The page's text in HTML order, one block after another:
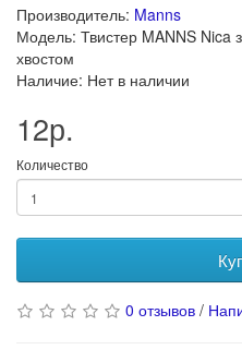
Производитель: Manns
Модель: Твистер MANNS Nica
хвостом
Наличие: Нет в наличии
12р.
Количество
0 отзывов /